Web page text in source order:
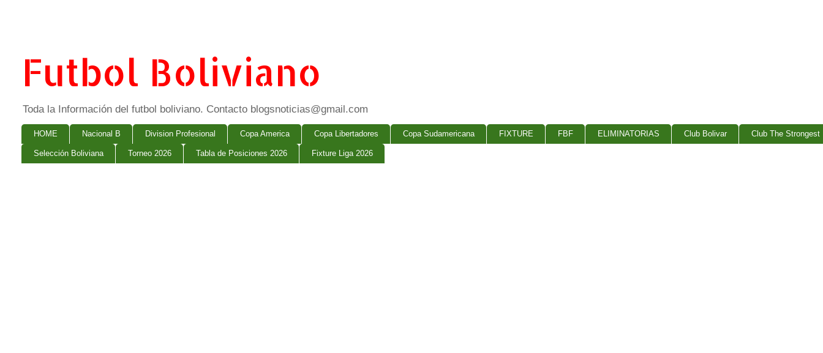
Futbol Boliviano
Toda la Información del futbol boliviano. Contacto blogsnoticias@gmail.com
HOME Nacional B Division Profesional Copa America Copa Libertadores Copa Sudamericana FIXTURE FBF ELIMINATORIAS Club Bolivar Club The Strongest
Selección Boliviana Torneo 2026 Tabla de Posiciones 2026 Fixture Liga 2026